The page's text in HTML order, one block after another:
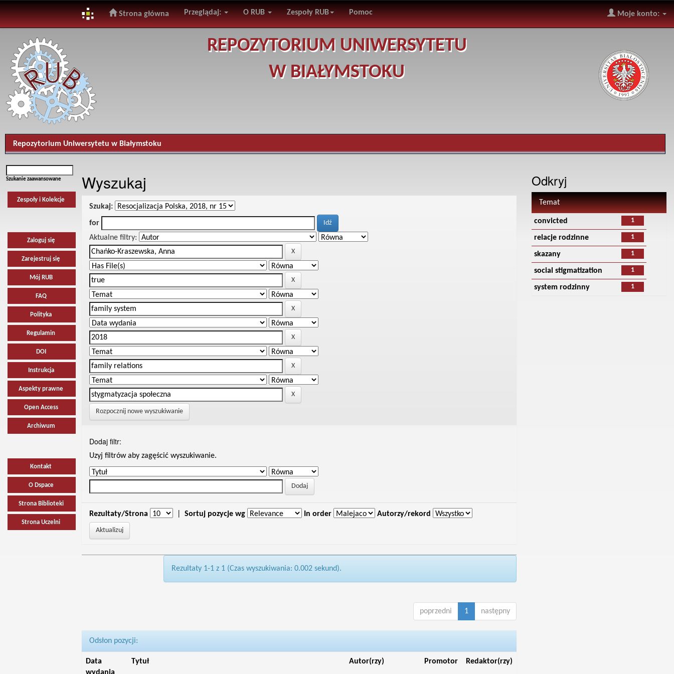
navigation
Strona główna Przeglądaj: O RUB Zespoły RUB Pomoc Moje konto:
REPOZYTORIUM UNIWERSYTETU
W BIAŁYMSTOKU
Repozytorium Uniwersytetu w Białymstoku
Szukanie zaawansowane
Zespoły i Kolekcje
Zaloguj się
Zarejestruj się
Mój RUB
FAQ
Polityka
Regulamin
DOI
Instrukcja
Aspekty prawne
Open Access
Archiwum
Kontakt
O Dspace
Strona Biblioteki
Strona Uczelni
Wyszukaj
Szukaj:
for
Aktualne filtry:
Rozpocznij nowe wyszukiwanie
Dodaj filtr:
Uzyj filtrów aby zagęścić wyszukiwanie.
Rezultaty/Strona Sortuj pozycje wg In order Autorzy/rekord
Rezultaty 1-1 z 1 (Czas wyszukiwania: 0.002 sekund).
poprzedni 1 następny
Odsłon pozycji:
Data
Tytuł Autor(rzy) Promotor Redaktor(rzy)
Odkryj
Temat
1
convicted
1
relacje rodzinne
1
skazany
1
social stigmatization
1
system rodzinny